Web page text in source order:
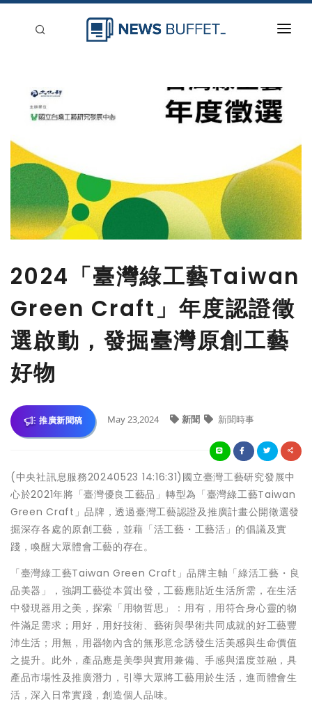
新聞稿分類
登入
2024「臺灣綠工藝Taiwan
Green Craft」年度認證徵
選啟動，發掘臺灣原創工藝
好物
推廣新聞稿 May 23,2024 新聞 新聞時事
(中央社訊息服務20240523 14:16:31)國立臺灣工藝研究發展中
心於2021年將「臺灣優良工藝品」轉型為「臺灣綠工藝Taiwan
Green Craft」品牌，透過臺灣工藝認證及推廣計畫公開徵選發
掘深存各處的原創工藝，並藉「活工藝・工藝活」的倡議及實
踐，喚醒大眾體會工藝的存在。
「臺灣綠工藝Taiwan Green Craft」品牌主軸「綠活工藝・良
品美器」，強調工藝從本質出發，工藝應貼近生活所需，在生活
中發現器用之美，探索「用物哲思」：用有，用符合身心靈的物
件滿足需求；用好，用好技術、藝術與學術共同成就的好工藝豐
沛生活；用無，用器物內含的無形意念誘發生活美感與生命價值
之提升。此外，產品應是美學與實用兼備、手感與溫度並融，具
產品市場性及推廣潛力，引導大眾將工藝用於生活，進而體會生
活，深入日常實踐，創造個人品味。